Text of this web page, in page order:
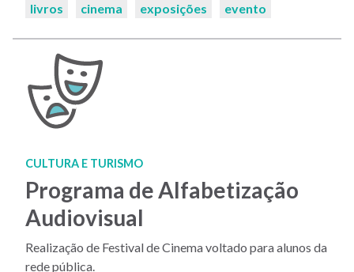
livros
cinema exposições evento
CULTURA E TURISMO
Programa de Alfabetização
Audiovisual
Realização de Festival de Cinema voltado para alunos da
rede pública.